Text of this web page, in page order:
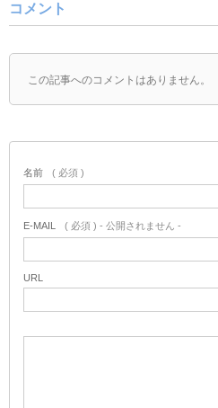
コメント
この記事へのコメントはありません。
名前 ( 必須 )
E-MAIL ( 必須 ) - 公開されません -
URL